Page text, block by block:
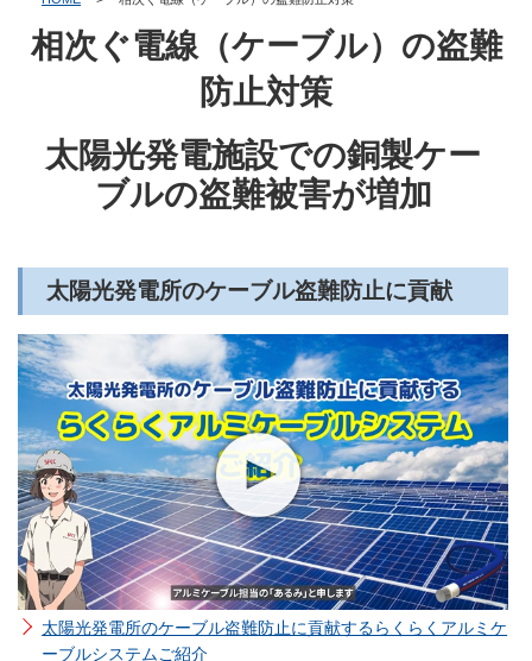
相次ぐ電線（ケーブル）の盗難
防止対策
太陽光発電施設での銅製ケー
ブルの盗難被害が増加
太陽光発電所のケーブル盗難防止に貢献
太陽光発電所のケーブル盗難防止に貢献するらくらくアルミケ
ーブルシステムご紹介